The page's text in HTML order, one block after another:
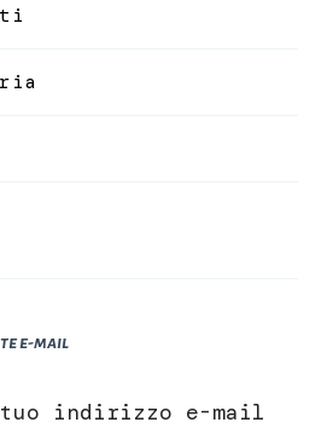
e-mail
indirizzo e-mail